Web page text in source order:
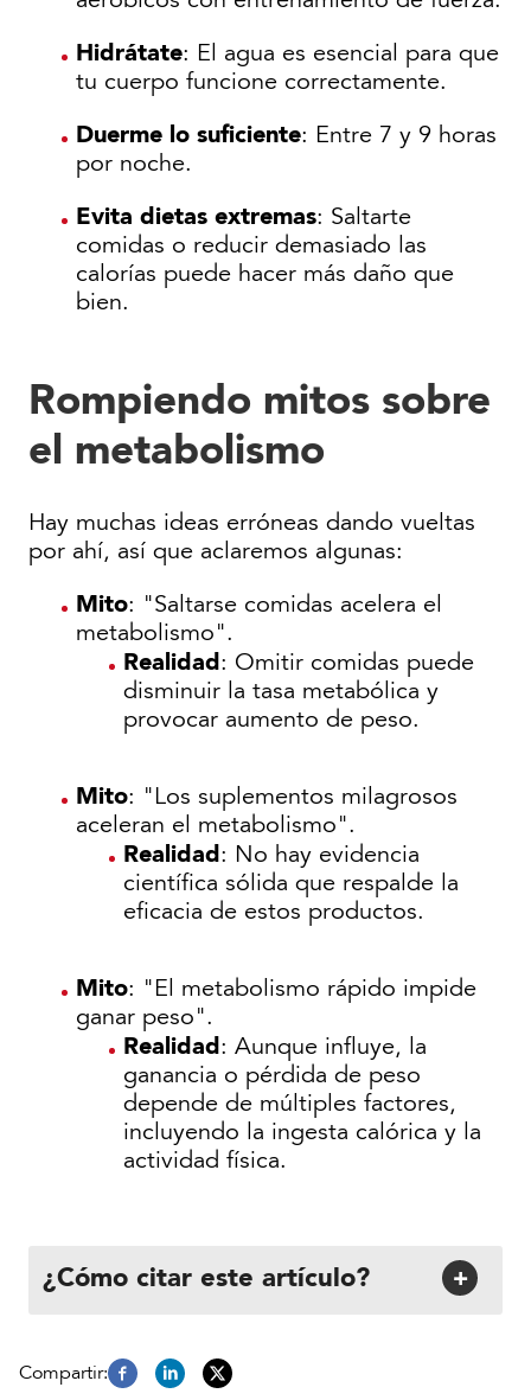
Hidrátate: El agua es esencial para que
tu cuerpo funcione correctamente.
Duerme lo suficiente: Entre 7 y 9 horas
por noche.
Evita dietas extremas: Saltarte
comidas o reducir demasiado las
calorías puede hacer más daño que
bien.
Rompiendo mitos sobre
el metabolismo
Hay muchas ideas erróneas dando vueltas
por ahí, así que aclaremos algunas:
Mito: "Saltarse comidas acelera el
metabolismo".
Realidad: Omitir comidas puede
disminuir la tasa metabólica y
provocar aumento de peso.
Mito: "Los suplementos milagrosos
aceleran el metabolismo".
Realidad: No hay evidencia
científica sólida que respalde la
eficacia de estos productos.
Mito: "El metabolismo rápido impide
ganar peso".
Realidad: Aunque influye, la
ganancia o pérdida de peso
depende de múltiples factores,
incluyendo la ingesta calórica y la
actividad física.
¿Cómo citar este artículo? +